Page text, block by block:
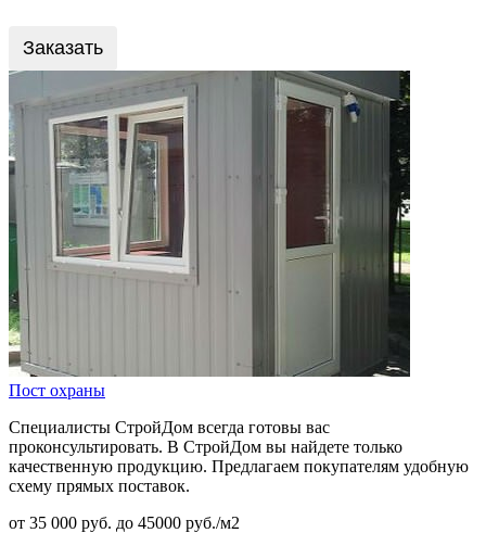
Заказать
Пост охраны
Специалисты СтройДом всегда готовы вас
проконсультировать. В СтройДом вы найдете только
качественную продукцию. Предлагаем покупателям удобную
схему прямых поставок.
от 35 000 руб. до 45000 руб./м2